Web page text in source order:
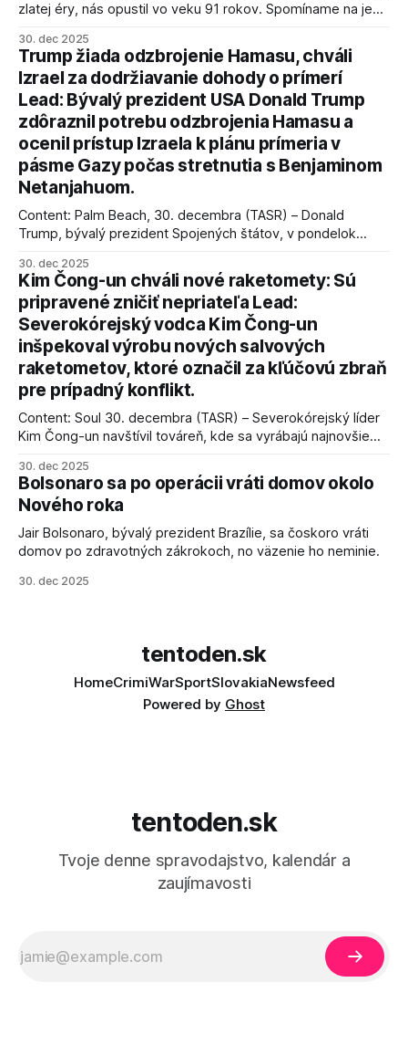
zlatej éry, nás opustil vo veku 91 rokov. Spomíname na jeho
30. dec 2025
Trump žiada odzbrojenie Hamasu, chváli
Izrael za dodržiavanie dohody o prímerí
Lead: Bývalý prezident USA Donald Trump
zdôraznil potrebu odzbrojenia Hamasu a
ocenil prístup Izraela k plánu prímeria v
pásme Gazy počas stretnutia s Benjaminom
Netanjahuom.
Content: Palm Beach, 30. decembra (TASR) – Donald
Trump, bývalý prezident Spojených štátov, v pondelok
kľúčové pre úspešné dosiahnutie prímeria v Gaze. Agentúra
AFP informuje, že Trump vyjadril presvedčenie, že Izrael plní
podmienky dohody o prí
30. dec 2025
Kim Čong-un chváli nové raketomety: Sú
pripravené zničiť nepriateľa Lead:
Severokórejský vodca Kim Čong-un
inšpekoval výrobu nových salvových
raketometov, ktoré označil za kľúčovú zbraň
pre prípadný konflikt.
Content: Soul 30. decembra (TASR) – Severokórejský líder
Kim Čong-un navštívil továreň, kde sa vyrábajú najnovšie
schopnosti. Informovali o tom štátne médiá KĽDR, na ktoré
sa odvoláva agentúra AFP.
30. dec 2025
Bolsonaro sa po operácii vráti domov okolo
Nového roka
Jair Bolsonaro, bývalý prezident Brazílie, sa čoskoro vráti
domov po zdravotných zákrokoch, no väzenie ho neminie.
30. dec 2025
tentoden.sk
HomeCrimiWarSportSlovakiaNewsfeed
Powered by Ghost
tentoden.sk
Tvoje denne spravodajstvo, kalendár a
zaujímavosti